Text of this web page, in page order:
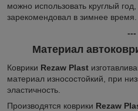
можно использовать круглый
зарекомендовал в зимнее время.
---
Материал
Коврики Rezaw Plast
материал износостойкий, при
эластичность.
Производятся коврики Rezaw